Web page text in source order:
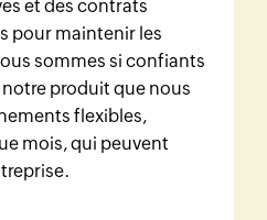
et des contrats
pour maintenir les
sommes si confiants
produit que nous
flexibles,
mois, qui peuvent